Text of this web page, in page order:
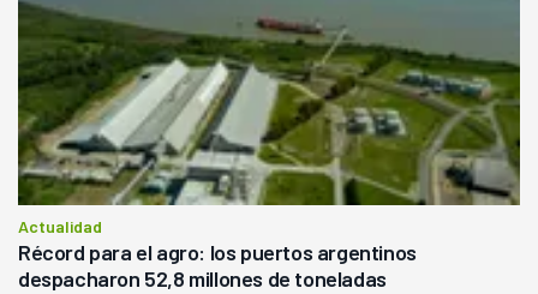
Actualidad
Récord para el agro: los puertos argentinos
despacharon 52,8 millones de toneladas